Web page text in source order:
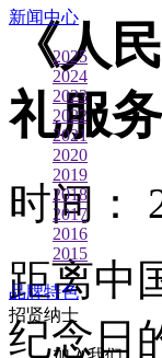
新闻中心
2025
2024
2023
2022
2021
2020
2019
2018
2017
2016
2015
品牌特色
招贤纳士
《人
礼服
时间：
距离中
纪念日